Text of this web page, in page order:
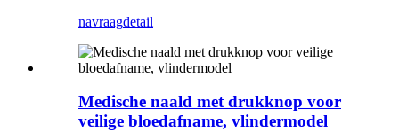
navraagdetail
Medische naald met drukknop voor
veilige bloedafname, vlindermodel